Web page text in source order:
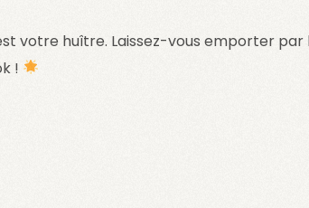
votre huître. Laissez-vous emporter par
!